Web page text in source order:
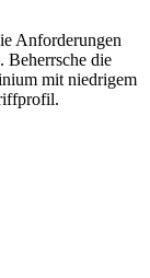
Anforderungen
die
mit niedrigem